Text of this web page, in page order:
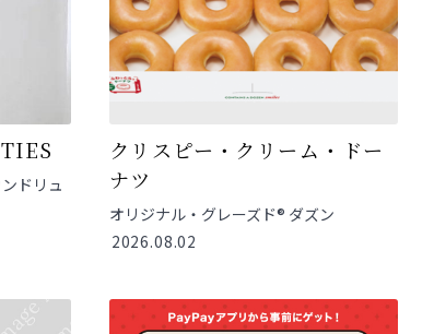
ドリュ
クリスピー・クリーム・ドー
ナツ
オリジナル・グレーズド® ダズン
2026.08.02